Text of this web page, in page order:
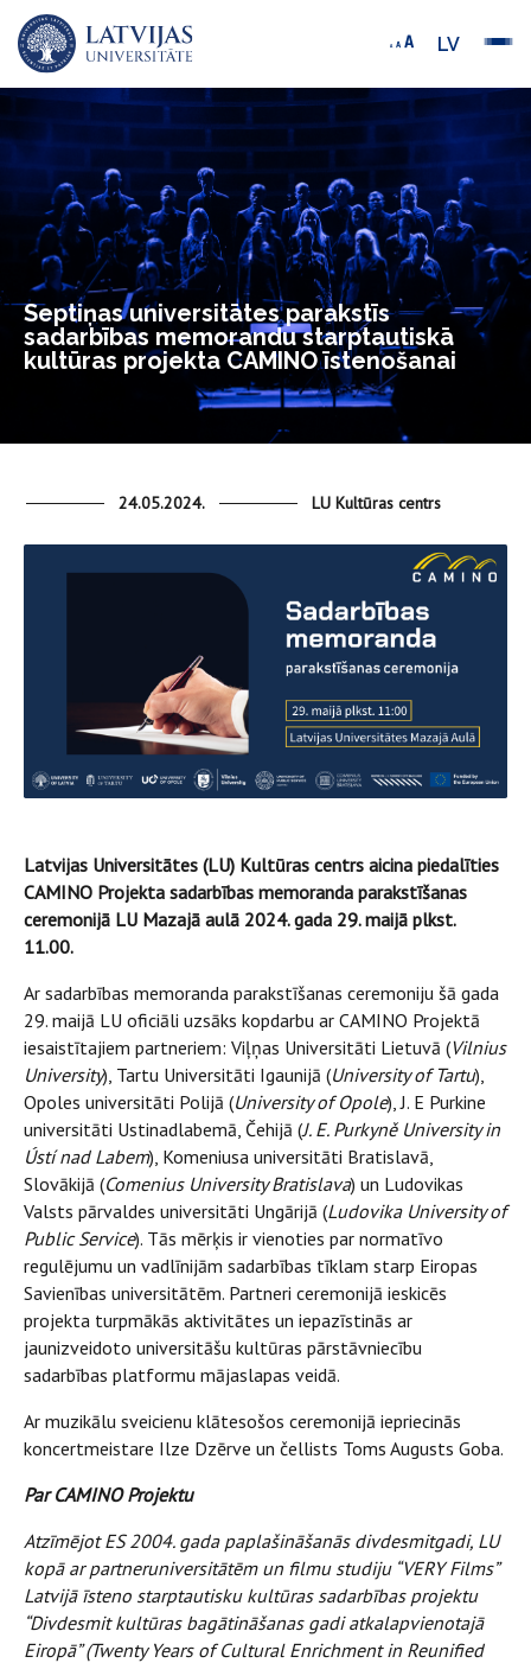
LV
Septiņas universitātes parakstīs
sadarbības memorandu starptautiskā
kultūras projekta CAMINO īstenošanai
24.05.2024. LU Kultūras centrs
Latvijas Universitātes (LU) Kultūras centrs aicina piedalīties
CAMINO Projekta sadarbības memoranda parakstīšanas
ceremonijā LU Mazajā aulā 2024. gada 29. maijā plkst.
11.00.
Ar sadarbības memoranda parakstīšanas ceremoniju šā gada
29. maijā LU oficiāli uzsāks kopdarbu ar CAMINO Projektā
iesaistītajiem partneriem: Viļņas Universitāti Lietuvā (Vilnius
University), Tartu Universitāti Igaunijā (University of Tartu),
Opoles universitāti Polijā (University of Opole), J. E Purkine
universitāti Ustinadlabemā, Čehijā (J. E. Purkyně University in
Ústí nad Labem), Komeniusa universitāti Bratislavā,
Slovākijā (Comenius University Bratislava) un Ludovikas
Valsts pārvaldes universitāti Ungārijā (Ludovika University of
Public Service). Tās mērķis ir vienoties par normatīvo
regulējumu un vadlīnijām sadarbības tīklam starp Eiropas
Savienības universitātēm. Partneri ceremonijā ieskicēs
projekta turpmākās aktivitātes un iepazīstinās ar
jaunizveidoto universitāšu kultūras pārstāvniecību
sadarbības platformu mājaslapas veidā.
Ar muzikālu sveicienu klātesošos ceremonijā iepriecinās
koncertmeistare Ilze Dzērve un čellists Toms Augusts Goba.
Par CAMINO Projektu
Atzīmējot ES 2004. gada paplašināšanās divdesmitgadi, LU
kopā ar partneruniversitātēm un filmu studiju “VERY Films”
Latvijā īsteno starptautisku kultūras sadarbības projektu
“Divdesmit kultūras bagātināšanas gadi atkalapvienotajā
Eiropā” (Twenty Years of Cultural Enrichment in Reunified